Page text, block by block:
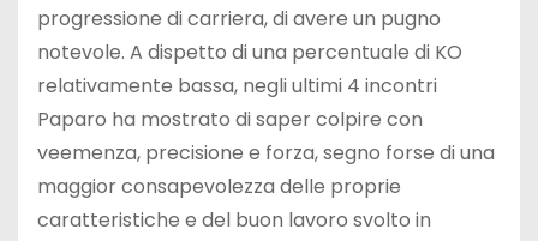
progressione di carriera, di avere un pugno
notevole. A dispetto di una percentuale di KO
relativamente bassa, negli ultimi 4 incontri
Paparo ha mostrato di saper colpire con
veemenza, precisione e forza, segno forse di una
maggior consapevolezza delle proprie
caratteristiche e del buon lavoro svolto in